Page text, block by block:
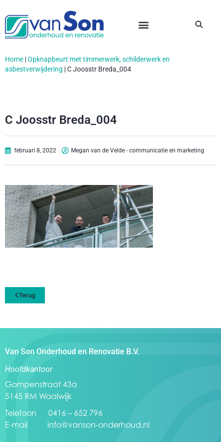
Home |Opknapbeurt met timmerwerk, schilderwerk en
asbestverwijdering |C Joosstr Breda_004
C Joosstr Breda_004
februari 8, 2022 Megan van de Velde - communicatie en marketing
Terug
Van Son Onderhoud en Renovatie B.V.
Hoofdkantoor
Gompenstraat 43a
5145 RM Waalwijk
Telefoon 0416 – 652 796
E-mail info@vanson-onderhoud.nl